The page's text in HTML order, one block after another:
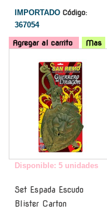
IMPORTADO Código:
367054
Agregar al carrito Mas
Disponible: 5 unidades
Set Espada Escudo
Blister Carton